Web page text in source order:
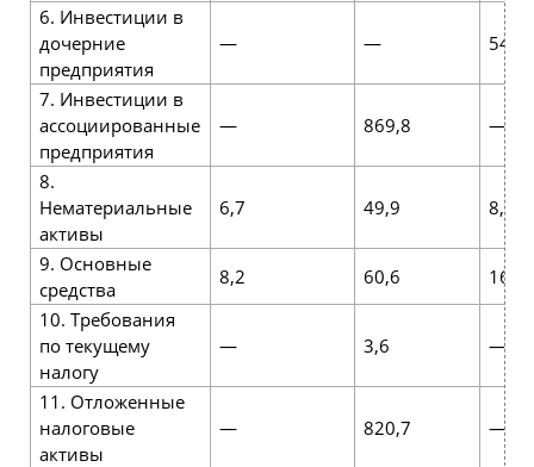
6. Инвестиции в
дочерние
предприятия
— —
7. Инвестиции в
ассоциированные
предприятия
— 869,8 —
8.
Нематериальные
активы
6,7 49,9 8,6
9. Основные
средства
8,2 60,6
16,1
10. Требования
по текущему
налогу
— 3,6 —
11. Отложенные
налоговые
активы
— 820,7 —